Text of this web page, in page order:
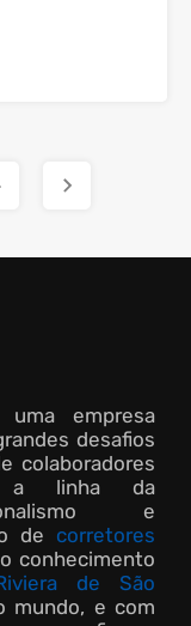
empresa
desafios
colaboradores
a linha da
e
de corretores
conhecimento
de São
mundo, e com